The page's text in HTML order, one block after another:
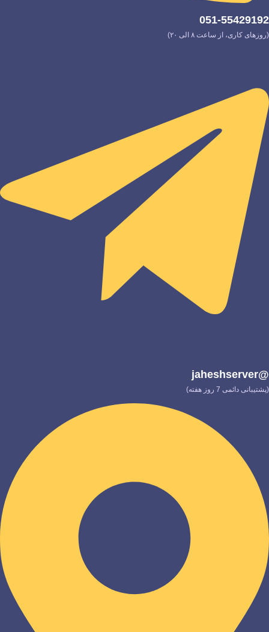
051-55429192
(روزهای کاری، از ساعت ۸ الی ۲۰)
@jaheshserver
(پشتیبانی دائمی 7 روز هفته)